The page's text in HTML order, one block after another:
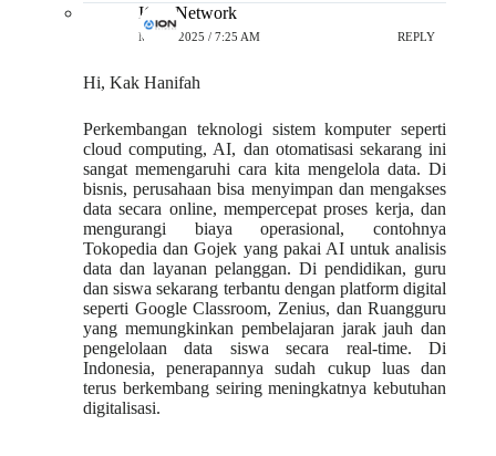
ION Network
MEI 2, 2025 / 7:25 AM REPLY
Hi, Kak Hanifah
Perkembangan teknologi sistem komputer seperti
cloud computing, AI, dan otomatisasi sekarang ini
sangat memengaruhi cara kita mengelola data. Di
bisnis, perusahaan bisa menyimpan dan mengakses
data secara online, mempercepat proses kerja, dan
mengurangi biaya operasional, contohnya
Tokopedia dan Gojek yang pakai AI untuk analisis
data dan layanan pelanggan. Di pendidikan, guru
dan siswa sekarang terbantu dengan platform digital
seperti Google Classroom, Zenius, dan Ruangguru
yang memungkinkan pembelajaran jarak jauh dan
pengelolaan data siswa secara real-time. Di
Indonesia, penerapannya sudah cukup luas dan
terus berkembang seiring meningkatnya kebutuhan
digitalisasi.